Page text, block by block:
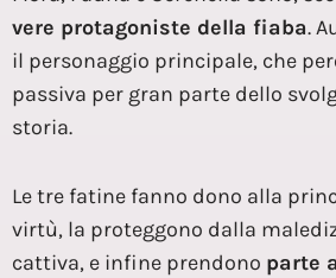
vere protagoniste della fiaba.
il personaggio principale, che
passiva per gran parte dello
storia.
Le tre fatine fanno dono alla
virtù, la proteggono dalla
cattiva, e infine prendono parte